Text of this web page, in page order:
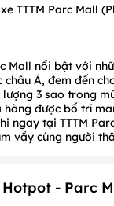
TTTM Parc Mall
Mall nổi bật với
Á, đem đến
3 sao trong
được bố trí
ngay tại TTTM
vầy cùng người
- Parc